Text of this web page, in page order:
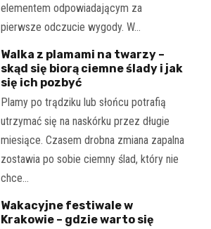
elementem odpowiadającym za
pierwsze odczucie wygody. W…
Walka z plamami na twarzy –
skąd się biorą ciemne ślady i jak
się ich pozbyć
Plamy po trądziku lub słońcu potrafią
utrzymać się na naskórku przez długie
miesiące. Czasem drobna zmiana zapalna
zostawia po sobie ciemny ślad, który nie
chce…
Wakacyjne festiwale w
Krakowie – gdzie warto się